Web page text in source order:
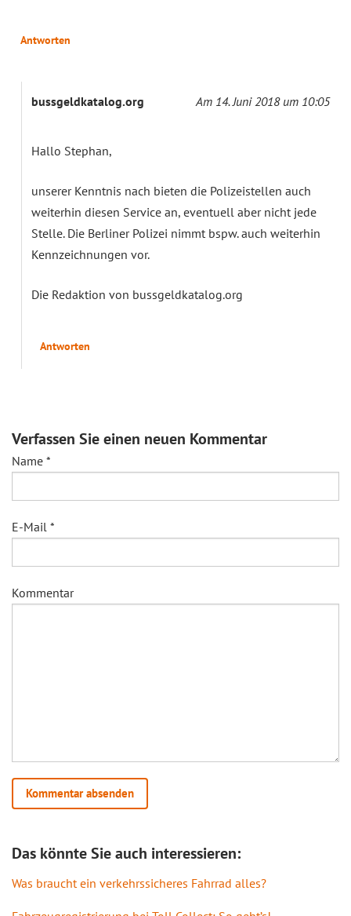
Antworten
bussgeldkatalog.org Am 14. Juni 2018 um 10:05
Hallo Stephan,
unserer Kenntnis nach bieten die Polizeistellen auch
weiterhin diesen Service an, eventuell aber nicht jede
Stelle. Die Berliner Polizei nimmt bspw. auch weiterhin
Kennzeichnungen vor.
Die Redaktion von bussgeldkatalog.org
Antworten
Verfassen Sie einen neuen Kommentar
Name *
E-Mail *
Kommentar
Das könnte Sie auch interessieren:
Was braucht ein verkehrssicheres Fahrrad alles?